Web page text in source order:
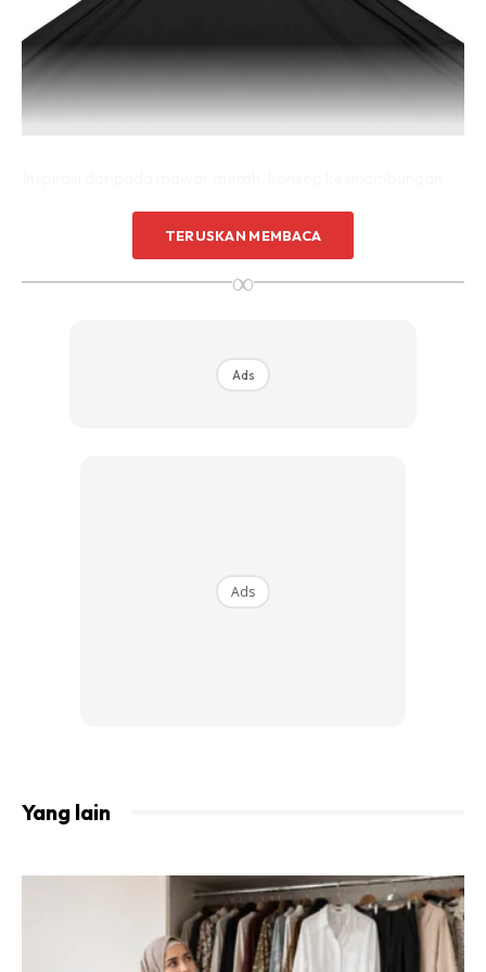
jalan cerita dalam muzik video Aina Abdul yang baru sahaja
dilancarkan. Namun disebalik busana ini Kel Wen pereka
kreatif jenama BEHATi sendiri berkongsi pengalamannya
ilham busana ini hadir sejak dari tahun lepas lagi.
“Saya dan penata gaya Abu Shaef Hamza pernah
berbicara tentang konsep penampilan ini sejak tahun lepas,
TERUSKAN MEMBACA
∞
Ads
Ads
Yang lain